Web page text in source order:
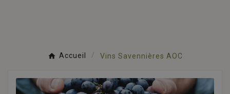
Accueil Vins Savennières AOC